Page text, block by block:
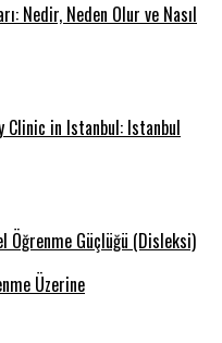
Nedir, Neden Olur ve Nasıl
Clinic in Istanbul: Istanbul
Öğrenme Güçlüğü (Disleksi)
Üzerine